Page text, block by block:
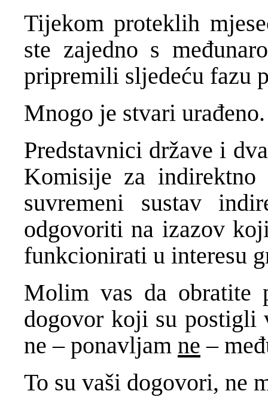
Tijekom proteklih
ste zajedno s
pripremili sljedeću fazu
Mnogo je stvari urađeno.
Predstavnici države i
Komisije za
suvremeni sustav
odgovoriti na izazov
funkcionirati u interesu
Molim vas da obratite
dogovor koji su postigli
ne – ponavljam ne –
To su vaši dogovori, ne